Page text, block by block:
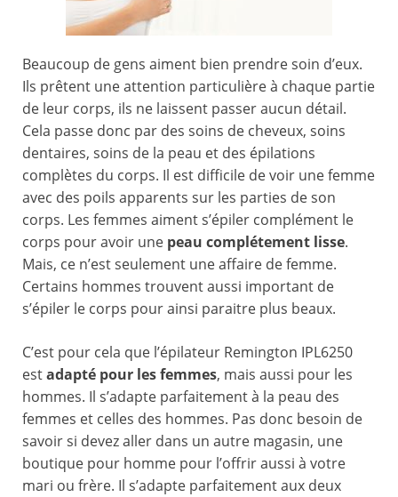
Beaucoup de gens aiment bien prendre soin d’eux.
Ils prêtent une attention particulière à chaque partie
de leur corps, ils ne laissent passer aucun détail.
Cela passe donc par des soins de cheveux, soins
dentaires, soins de la peau et des épilations
complètes du corps. Il est difficile de voir une femme
avec des poils apparents sur les parties de son
corps. Les femmes aiment s’épiler complément le
corps pour avoir une peau complétement lisse.
Mais, ce n’est seulement une affaire de femme.
Certains hommes trouvent aussi important de
s’épiler le corps pour ainsi paraitre plus beaux.
C’est pour cela que l’épilateur Remington IPL6250
estadapté pour les femmes, mais aussi pour les
hommes. Il s’adapte parfaitement à la peau des
femmes et celles des hommes. Pas donc besoin de
savoir si devez aller dans un autre magasin, une
boutique pour homme pour l’offrir aussi à votre
mari ou frère. Il s’adapte parfaitement aux deux